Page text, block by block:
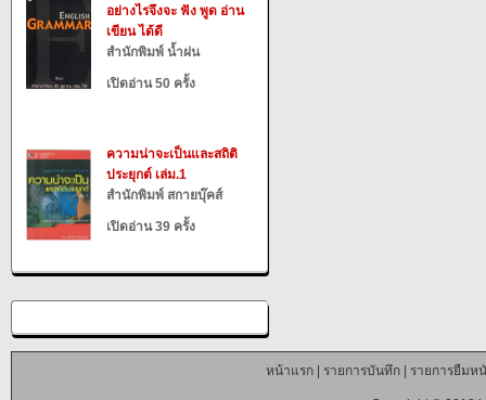
อย่างไรจึงจะ ฟัง พูด อ่าน
เขียน ได้ดี
สำนักพิมพ์ น้ำฝน
เปิดอ่าน 50 ครั้ง
ความน่าจะเป็นและสถิติ
ประยุกต์ เล่ม.1
สำนักพิมพ์ สกายบุ๊คส์
เปิดอ่าน 39 ครั้ง
หน้าแรก| รายการบันทึก| รายการยืมห